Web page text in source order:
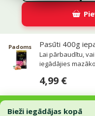
Pasūti 400g
Lai pārbaudītu,
iegādājies
Padoms
4,99 €
Barība kaķēniem –
Pievienot grozam
Bieži iegādājas kopā